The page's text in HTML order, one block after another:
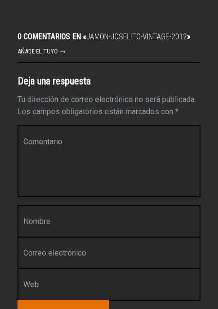
0 COMENTARIOS EN «JAMON-JOSELITO-VINTAGE-2012»
AÑADE EL TUYO →
Deja una respuesta
Tu dirección de correo electrónico no será publicada.
Los campos obligatorios están marcados con *
Nombre
*
Web